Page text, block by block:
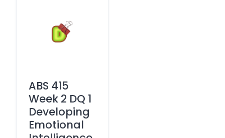
ABS 415
Week 2 DQ 1
Developing
Emotional